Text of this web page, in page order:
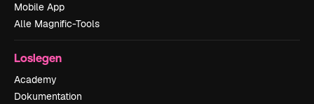
Mobile App
Alle Magnific-Tools
Loslegen
Academy
Dokumentation